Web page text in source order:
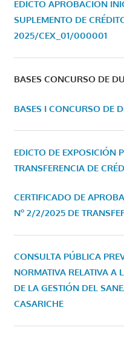
EDICTO APROBACIÓN
SUPLEMENTO DE
2025/CEX_01/000001
BASES CONCURSO DE
BASES I CONCURSO DE
EDICTO DE EXPOSICIÓN
TRANSFERENCIA DE
CERTIFICADO DE
Nº 2/2/2025 DE
CONSULTA PÚBLICA
NORMATIVA RELATIVA A
DE LA GESTIÓN DEL
CASARICHE